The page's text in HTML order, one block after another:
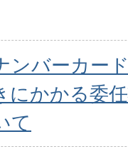
ンバーカー
にかかる委
て